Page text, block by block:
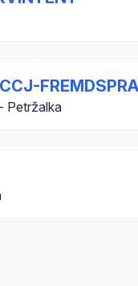
Petržalka